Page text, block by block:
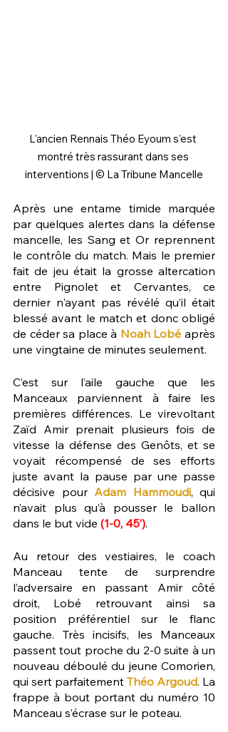
L'ancien Rennais Théo Eyoum s'est
montré très rassurant dans ses
interventions | © La Tribune Mancelle
Après une entame timide marquée
par quelques alertes dans la défense
mancelle, les Sang et Or reprennent
le contrôle du match. Mais le premier
fait de jeu était la grosse altercation
entre Pignolet et Cervantes, ce
dernier n'ayant pas révélé qu’il était
blessé avant le match et donc obligé
de céder sa place à Noah Lobé après
une vingtaine de minutes seulement.
C’est sur l’aile gauche que les
Manceaux parviennent à faire les
premières différences. Le virevoltant
Zaïd Amir prenait plusieurs fois de
vitesse la défense des Genôts, et se
voyait récompensé de ses efforts
juste avant la pause par une passe
décisive pour Adam Hammoudi, qui
n’avait plus qu’à pousser le ballon
dans le but vide (1-0, 45’).
Au retour des vestiaires, le coach
Manceau tente de surprendre
l’adversaire en passant Amir côté
droit, Lobé retrouvant ainsi sa
position préférentiel sur le flanc
gauche. Très incisifs, les Manceaux
passent tout proche du 2-0 suite à un
nouveau déboulé du jeune Comorien,
qui sert parfaitement Théo Argoud. La
frappe à bout portant du numéro 10
Manceau s’écrase sur le poteau.